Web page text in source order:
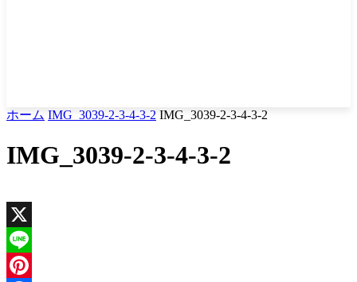
ホーム IMG_3039-2-3-4-3-2 IMG_3039-2-3-4-3-2
IMG_3039-2-3-4-3-2
X
Line